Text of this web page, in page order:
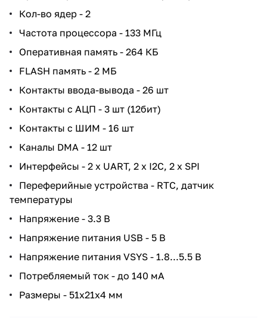
Кол-во ядер - 2
Частота процессора - 133 МГц
Оперативная память - 264 КБ
FLASH память - 2 МБ
Контакты ввода-вывода - 26 шт
Контакты с АЦП - 3 шт (12бит)
Контакты с ШИМ - 16 шт
Каналы DMA - 12 шт
Интерфейсы - 2 x UART, 2 x I2C, 2 x SPI
Переферийные устройства - RTC, датчик
температуры
Напряжение - 3.3 В
Напряжение питания USB - 5 В
Напряжение питания VSYS - 1.8...5.5 В
Потребляемый ток - до 140 мА
Размеры - 51х21х4 мм